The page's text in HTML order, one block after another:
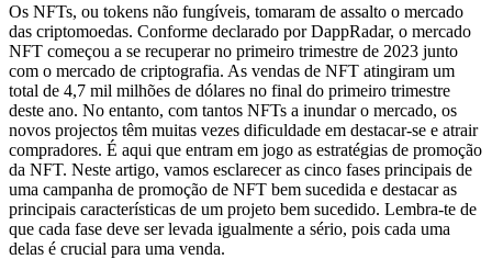
Os NFTs, ou tokens não fungíveis, tomaram de assalto o mercado
das criptomoedas. Conforme declarado por DappRadar, o mercado
NFT começou a se recuperar no primeiro trimestre de 2023 junto
com o mercado de criptografia. As vendas de NFT atingiram um
total de 4,7 mil milhões de dólares no final do primeiro trimestre
deste ano. No entanto, com tantos NFTs a inundar o mercado, os
novos projectos têm muitas vezes dificuldade em destacar-se e atrair
compradores. É aqui que entram em jogo as estratégias de promoção
da NFT. Neste artigo, vamos esclarecer as cinco fases principais de
uma campanha de promoção de NFT bem sucedida e destacar as
principais características de um projeto bem sucedido. Lembra-te de
que cada fase deve ser levada igualmente a sério, pois cada uma
delas é crucial para uma venda.